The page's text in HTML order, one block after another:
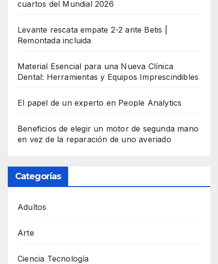
cuartos del Mundial 2026
Levante rescata empate 2-2 ante Betis |
Remontada incluida
Material Esencial para una Nueva Clínica
Dental: Herramientas y Equipos Imprescindibles
El papel de un experto en People Analytics
Beneficios de elegir un motor de segunda mano
en vez de la reparación de uno averiado
Categorías
Adultos
Arte
Ciencia Tecnología